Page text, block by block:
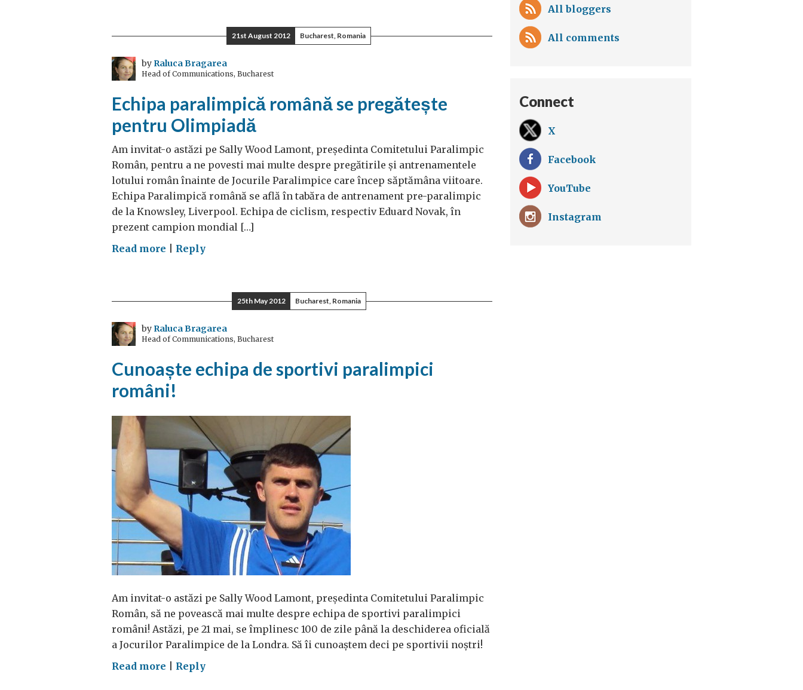
Paralimpice
prin
ochii
Bazavan
21st August 2012 Bucharest, Romania
by Raluca Bragarea
Head of Communications, Bucharest
Echipa paralimpică română se pregătește
pentru Olimpiadă
Am invitat-o astăzi pe Sally Wood Lamont, președinta Comitetului Paralimpic
Român, pentru a ne povesti mai multe despre pregătirile și antrenamentele
lotului român înainte de Jocurile Paralimpice care încep săptămâna viitoare.
Echipa Paralimpică română se află în tabăra de antrenament pre-paralimpic
de la Knowsley, Liverpool. Echipa de ciclism, respectiv Eduard Novak, în
prezent campion mondial […]
Read more on
pregătește
pentru
Reply
25th May 2012 Bucharest, Romania
by Raluca Bragarea
Head of Communications, Bucharest
Cunoaște echipa de sportivi paralimpici
români!
Am invitat-o astăzi pe Sally Wood Lamont, președinta Comitetului Paralimpic
Român, să ne povească mai multe despre echipa de sportivi paralimpici
români! Astăzi, pe 21 mai, se împlinesc 100 de zile până la deschiderea oficială
a Jocurilor Paralimpice de la Londra. Să îi cunoaștem deci pe sportivii noștri!
Read more onReply
All bloggers
All comments
Connect
X
Facebook
YouTube
Instagram